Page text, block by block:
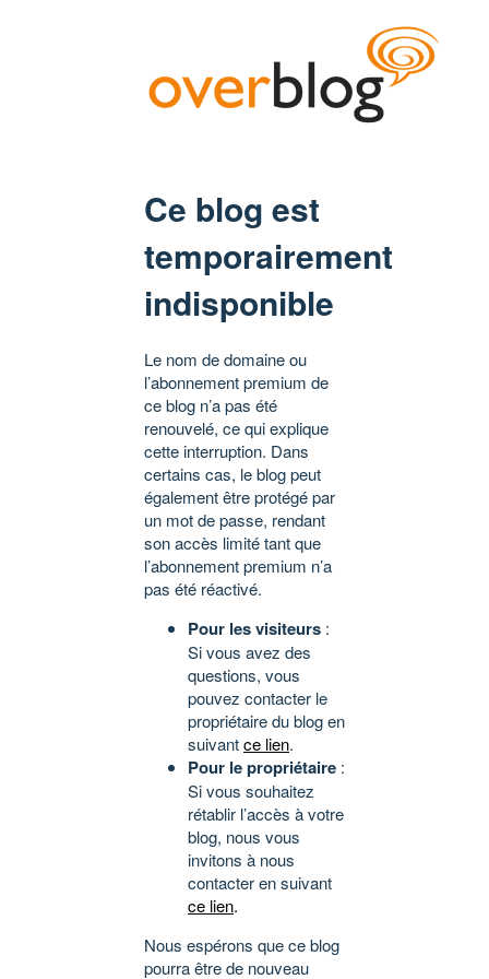
Ce blog est
temporairement
indisponible
Le nom de domaine ou
l’abonnement premium de
ce blog n’a pas été
renouvelé, ce qui explique
cette interruption. Dans
certains cas, le blog peut
également être protégé par
un mot de passe, rendant
son accès limité tant que
l’abonnement premium n’a
pas été réactivé.
Pour les visiteurs :
Si vous avez des
questions, vous
pouvez contacter le
propriétaire du blog en
suivantce lien.
Pour le propriétaire :
Si vous souhaitez
rétablir l’accès à votre
blog, nous vous
invitons à nous
contacter en suivant
ce lien.
Nous espérons que ce blog
pourra être de nouveau